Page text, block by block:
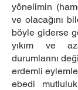
yönelimin
ve olacağını
böyle giderse
yıkım ve
durumlarını
erdemli
ebedi